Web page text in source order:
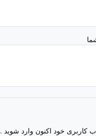
کاربری خود اکنون وارد شوید.